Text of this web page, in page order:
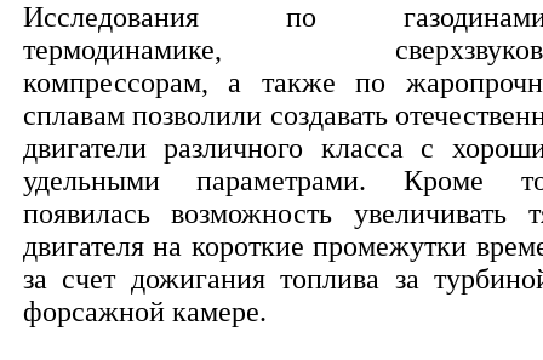
Исследования по
термодинамике,
компрессорам, а также по
сплавам позволили создавать
двигатели различного класса с
удельными параметрами. Кроме
появилась возможность увеличивать
двигателя на короткие промежутки
за счет дожигания топлива за
форсажной камере.